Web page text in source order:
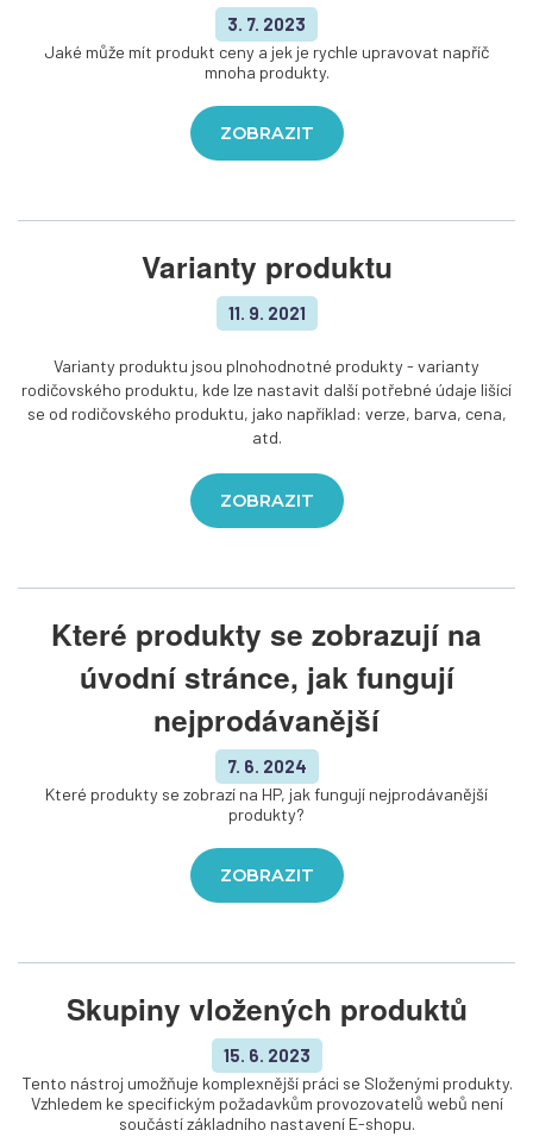
3. 7. 2023
Jaké může mít produkt ceny a jek je rychle upravovat napříč
mnoha produkty.
ZOBRAZIT
Varianty produktu
11. 9. 2021
Varianty produktu jsou plnohodnotné produkty - varianty
rodičovského produktu, kde lze nastavit další potřebné údaje lišící
se od rodičovského produktu, jako například: verze, barva, cena,
atd.
ZOBRAZIT
Které produkty se zobrazují na
úvodní stránce, jak fungují
nejprodávanější
7. 6. 2024
Které produkty se zobrazí na HP, jak fungují nejprodávanější
produkty?
ZOBRAZIT
Skupiny vložených produktů
15. 6. 2023
Tento nástroj umožňuje komplexnější práci se Složenými produkty.
Vzhledem ke specifickým požadavkům provozovatelů webů není
součástí základního nastavení E-shopu.